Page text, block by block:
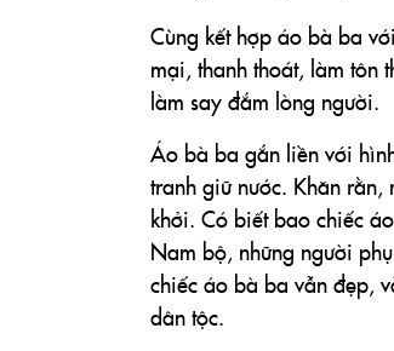
Cùng kết hợp áo bà ba
mại, thanh thoát, làm tôn
làm say đắm lòng người.
Áo bà ba gắn liền với
tranh giữ nước. Khăn
khởi. Có biết bao chiếc
Nam bộ, những người
chiếc áo bà ba vẫn đẹp,
dân tộc.